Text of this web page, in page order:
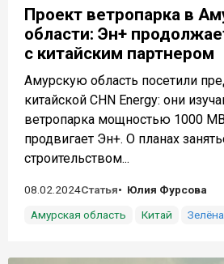
Проект ветропарка в
области: Эн+
с китайским партнером
Амурскую область посетили
китайской CHN Energy: они
ветропарка мощностью 1000
продвигает Эн+. О планах
строительством...
08.02.2024Статья
Юлия Фурсова
Амурская область
Китай